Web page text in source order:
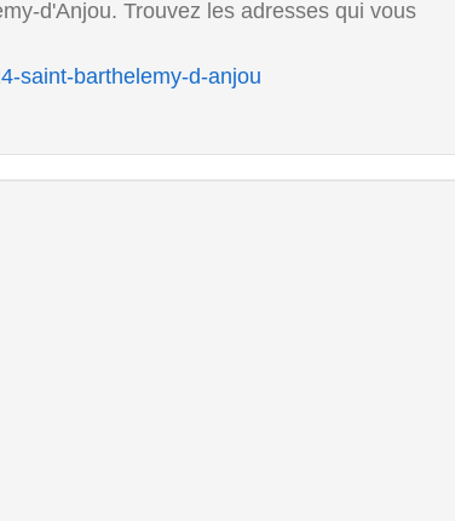
d'Anjou. Trouvez les adresses qui vous
saint-barthelemy-d-anjou